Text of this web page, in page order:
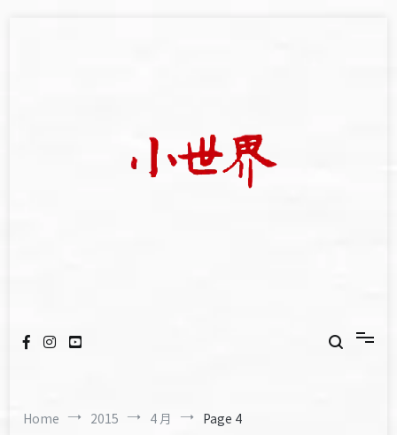
Home 2015 4 月 Page 4